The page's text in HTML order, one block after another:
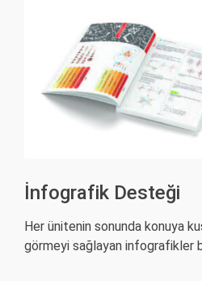
İnfografik Desteği
Her ünitenin sonunda konuya
görmeyi sağlayan infografikler